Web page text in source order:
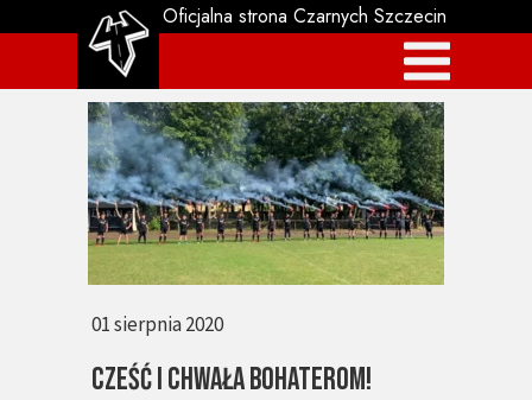
Cześć i Chwała Bohaterom!
01 sierpnia 2020
Oficjalna strona Czarnych Szczecin